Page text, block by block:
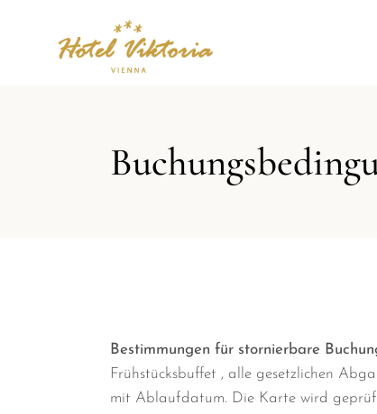
Bestimmungen für stornierbare
Frühstücksbuffet , alle gesetzlichen
mit Ablaufdatum. Die Karte wird